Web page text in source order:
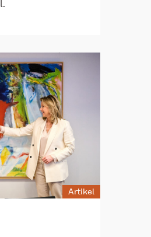
Artikel